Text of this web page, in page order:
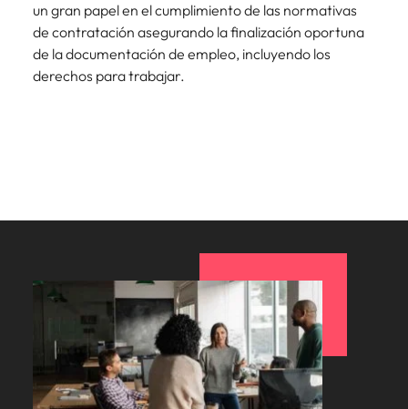
un gran papel en el cumplimiento de las normativas
de contratación asegurando la finalización oportuna
de la documentación de empleo, incluyendo los
derechos para trabajar.